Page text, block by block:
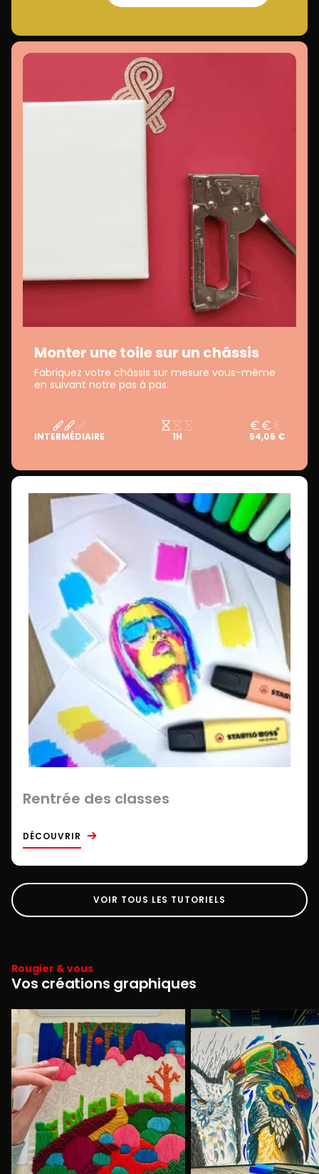
Monter une toile sur un châssis
Fabriquez votre châssis sur mesure vous-même
en suivant notre pas à pas.
INTERMÉDIAIRE 1H 54,05 €
Rentrée des classes
DÉCOUVRIR
VOIR TOUS LES TUTORIELS
Rougier & vous
Vos créations graphiques